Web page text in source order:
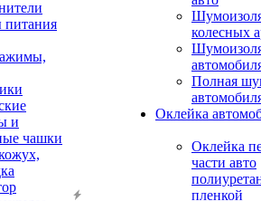
питания
и
чашки
колесных
Полная
Оклейка
Оклейка
части авто
пленкой